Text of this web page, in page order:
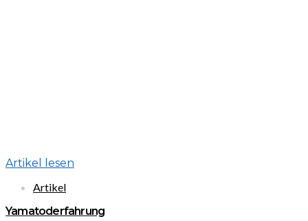
Artikel lesen
Artikel
Yamatoderfahrung